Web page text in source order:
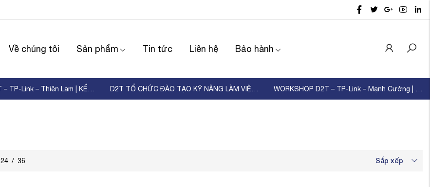
Về chúng tôi Sản phẩm Tin tức Liên hệ Bảo hành
WORKSHOP D2T – TP-Link – Thiên Lam | KẾT NỐI ... D2T TỔ CHỨC ĐÀO TẠO KỸ NĂNG LÀM VIỆC NHÓM – XÂ ... WORKSHOP D2T – TP-Link – Mạnh Cường | KẾT NỐI ...
24 / 36 Sắp xếp